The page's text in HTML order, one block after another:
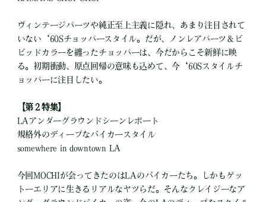
ヴィンテージパーツや純正至上主義に隠れ、あまり注目されて
いない‘60Sチョッパースタイル。だが、ノンレアパーツ＆ビ
ビッドカラーを纏ったチョッパーは、今だからこそ新鮮に映
る。初期衝動、原点回帰の意味も込めて、今‘60Sスタイルチ
ョッパーに注目したい。
【第２特集】
LAアンダーグラウンドシーンレポート
規格外のディープなバイカースタイル
somewhere in downtown LA
今回MOCHIが会ってきたのはLAのバイカーたち。しかもゲッ
トーエリアに生きるリアルなヤツらだ。そんなクレイジーなア